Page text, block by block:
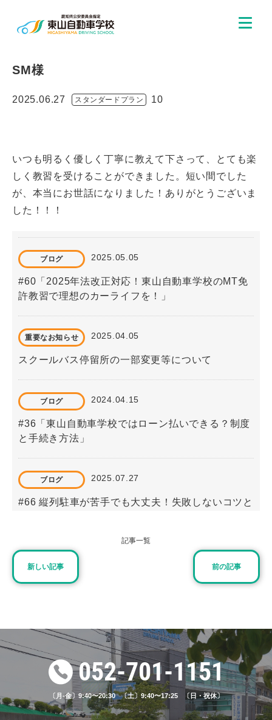
SM様
2025.06.27 スタンダードプラン 10
いつも明るく優しく丁寧に教えて下さって、とても楽
しく教習を受けることができました。短い間でした
が、本当にお世話になりました！ありがとうございま
した！！！
ブログ 2025.05.05
#60「2025年法改正対応！東山自動車学校のMT免
許教習で理想のカーライフを！」
重要なお知らせ 2025.04.05
スクールバス停留所の一部変更等について
ブログ 2024.04.15
#36「東山自動車学校ではローン払いできる？制度
と手続き方法」
ブログ 2025.07.27
#66 縦列駐車が苦手でも大丈夫！失敗しないコツと
#7「自動車学校での適性検査では何をする？落ち
ブログ 2025.12.30
#70【女性も社会人も安心】東山自動車学校が働き
ながら・子育てしながらでも通いやすい理由
ブログ 2025.04.07
新しい記事
記事一覧
前の記事
052-701-1151
〔月-金〕9:40〜20:30 〔土〕9:40〜17:25 〔日・祝休〕